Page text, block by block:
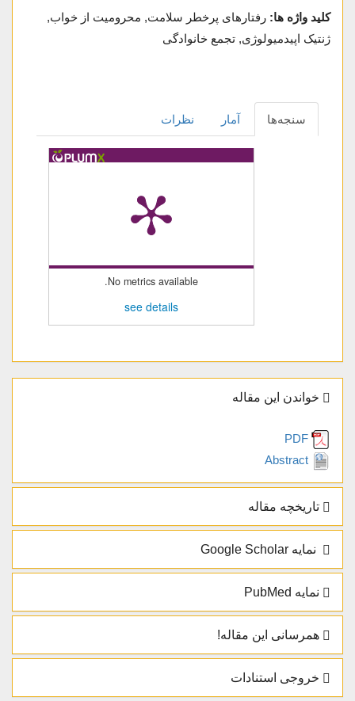
کلید واژه ها: رفتارهای پرخطر سلامت, محرومیت از خواب,
ژنتیک اپیدمیولوژی, تجمع خانوادگی
سنجه‌ها آمار نظرات
No metrics available.
see details
خواندن این مقاله
تاریخچه مقاله
نمایه Google Scholar
نمایه PubMed
همرسانی این مقاله!
خروجی استنادات